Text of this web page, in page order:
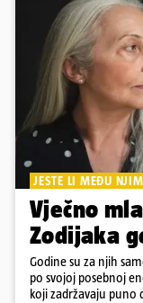
JESTE LI MEĐU
Vječno
Zodijaka
Godine su za njih
po svojoj posebnoj
koji zadržavaju puno